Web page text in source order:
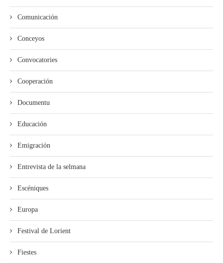
Comunicación
Conceyos
Convocatories
Cooperación
Documentu
Educación
Emigración
Entrevista de la selmana
Escéniques
Europa
Festival de Lorient
Fiestes